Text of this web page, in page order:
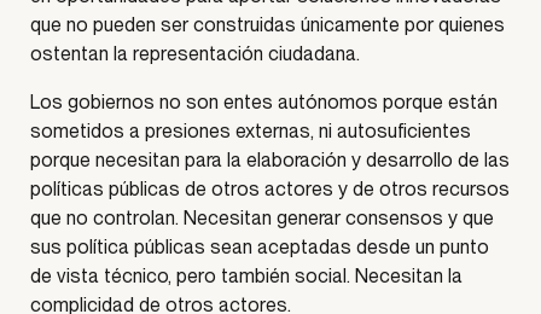
que no pueden ser construidas únicamente por quienes
ostentan la representación ciudadana.
Los gobiernos no son entes autónomos porque están
sometidos a presiones externas, ni autosuficientes
porque necesitan para la elaboración y desarrollo de las
políticas públicas de otros actores y de otros recursos
que no controlan. Necesitan generar consensos y que
sus política públicas sean aceptadas desde un punto
de vista técnico, pero también social. Necesitan la
complicidad de otros actores.